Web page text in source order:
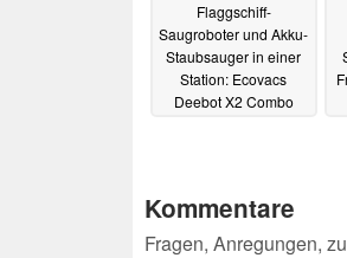
Flaggschiff-
Saugroboter und Akku-
Staubsauger in einer
Station: Ecovacs
Deebot X2 Combo
Kommentare
Fragen, Anregungen,